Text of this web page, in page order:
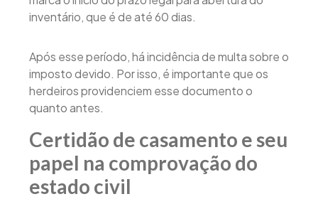
inventário, que é de até 60 dias.
Após esse período, há incidência de multa sobre o
imposto devido. Por isso, é importante que os
herdeiros providenciem esse documento o
quanto antes.
Certidão de casamento e seu
papel na comprovação do
estado civil